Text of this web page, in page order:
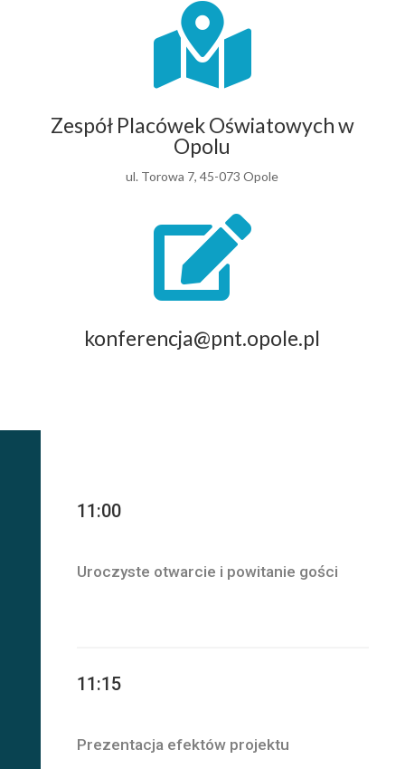

Zespół Placówek Oświatowych w
Opolu
ul. Torowa 7, 45-073 Opole

konferencja@pnt.opole.pl
11:00
Uroczyste otwarcie i powitanie gości
11:15
Prezentacja efektów projektu